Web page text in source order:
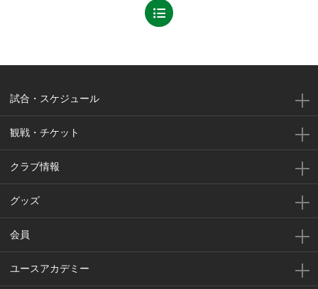
試合・スケジュール
観戦・チケット
クラブ情報
グッズ
会員
ユースアカデミー